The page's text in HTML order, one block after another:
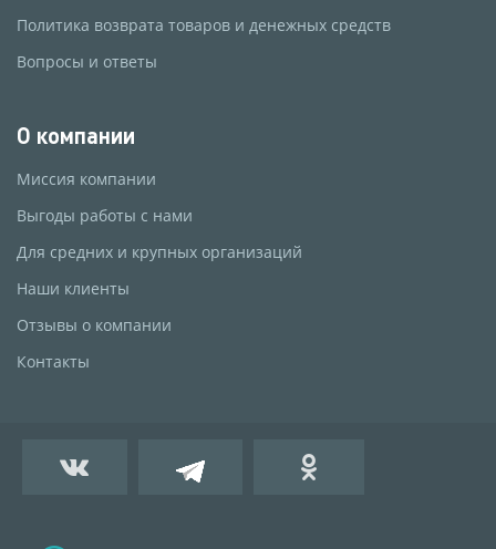
Политика возврата товаров и денежных средств
Вопросы и ответы
О компании
Миссия компании
Выгоды работы с нами
Для средних и крупных организаций
Наши клиенты
Отзывы о компании
Контакты